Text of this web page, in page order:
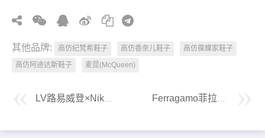
其他品牌: 高仿纪梵希鞋子 高仿香奈儿鞋子
高仿葆蝶家鞋子
高仿阿迪达斯鞋子
麦昆(McQueen)